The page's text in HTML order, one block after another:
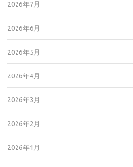
2026年7月
2026年6月
2026年5月
2026年4月
2026年3月
2026年2月
2026年1月